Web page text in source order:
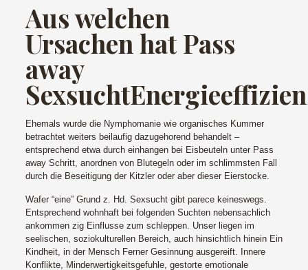
Aus welchen
Ursachen hat Pass
away
Ehemals wurde die Nymphomanie wie organisches Kummer
betrachtet weiters beilaufig dazugehorend behandelt –
entsprechend etwa durch einhangen bei Eisbeuteln unter Pass
away Schritt, anordnen von Blutegeln oder im schlimmsten Fall
durch die Beseitigung der Kitzler oder aber dieser Eierstocke.
Wafer “eine” Grund z. Hd. Sexsucht gibt parece keineswegs.
Entsprechend wohnhaft bei folgenden Suchten nebensachlich
ankommen zig Einflusse zum schleppen. Unser liegen im
seelischen, soziokulturellen Bereich, auch hinsichtlich hinein Ein
Kindheit, in der Mensch Ferner Gesinnung ausgereift. Innere
Konflikte, Minderwertigkeitsgefuhle, gestorte emotionale